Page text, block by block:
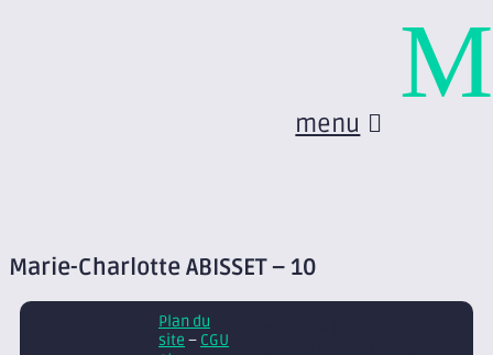
menu
Marie-Charlotte ABISSET – 10
Plan du
site – CGU
M